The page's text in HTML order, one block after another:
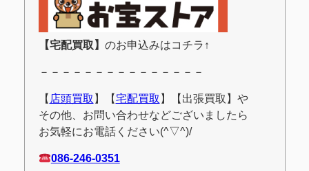
【宅配買取】 のお申込みはコチラ↑
－－－－－－－－－－－－－－－
【 店頭買取 】【宅配買取 】【出張買取】や
その他、お問い合わせなどございましたら
お気軽にお電話ください(^▽^)/
086-246-0351